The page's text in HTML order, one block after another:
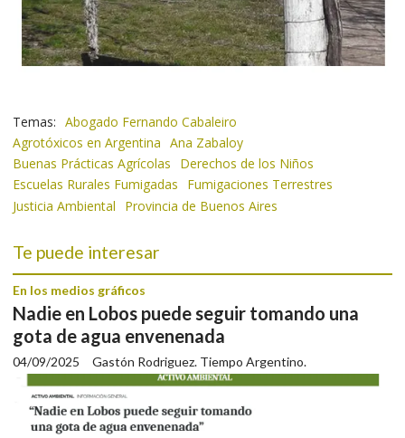
Abogado Fernando Cabaleiro
Agrotóxicos en Argentina Ana Zabaloy
Buenas Prácticas Agrícolas
Derechos de los Niños
Escuelas Rurales Fumigadas
Fumigaciones Terrestres
Justicia Ambiental
Provincia de Buenos Aires
Te puede interesar
Nadie en Lobos puede seguir tomando una
gota de agua envenenada
Gastón Rodriguez. Tiempo Argentino.
En los medios gráficos
04/09/2025